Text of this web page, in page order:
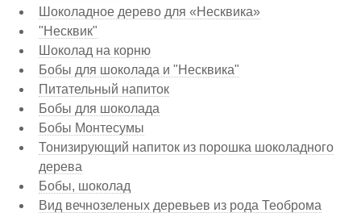
Шоколадное дерево для «Несквика»
"Несквик"
Шоколад на корню
Бобы для шоколада и "Несквика"
Питательный напиток
Бобы для шоколада
Бобы Монтесумы
Тонизирующий напиток из порошка шоколадного
дерева
Бобы, шоколад
Вид вечнозеленых деревьев из рода Теоброма